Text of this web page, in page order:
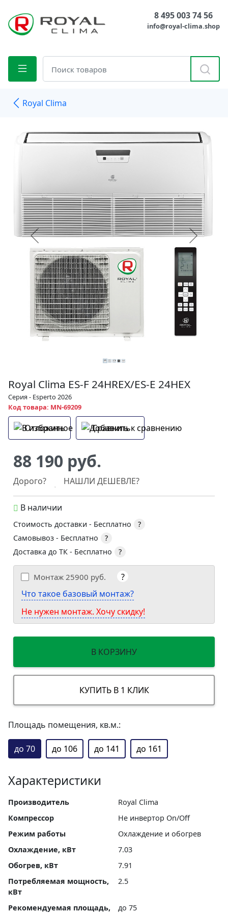
8 495 003 74 56
info@royal-clima.shop
Royal Clima
Royal Clima ES-F 24HREX/ES-E 24HEX
Серия - Esperto 2026
Код товара: MN-69209
Отложить Сравнить
88 190 руб.
Дорого? НАШЛИ ДЕШЕВЛЕ?
В наличии
Стоимость доставки - Бесплатно
?
Самовывоз - Бесплатно
?
Доставка до ТК - Бесплатно ?
Монтаж 25900 руб.
?
Что такое базовый монтаж?
Не нужен монтаж. Хочу скидку!
В КОРЗИНУ
КУПИТЬ В 1 КЛИК
Площадь помещения, кв.м.:
до 70 до 106 до 141 до 161
Характеристики
Производитель
Royal Clima
Компрессор
Не инвертор On/Off
Режим работы
Охлаждение и обогрев
Охлаждение, кВт
7.03
Обогрев, кВт
7.91
Потребляемая мощность,
кВт
2.5
Рекомендуемая площадь,
до 75